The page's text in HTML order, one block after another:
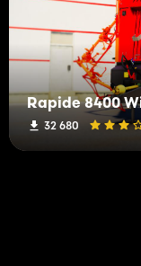
32 680